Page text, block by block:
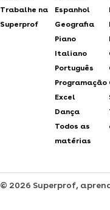
Trabalhe na
Superprof
Espanhol
Geografia
Piano
Italiano
Português
Programação
Excel
Dança
Todos as
matérias
© 2026 Superprof,